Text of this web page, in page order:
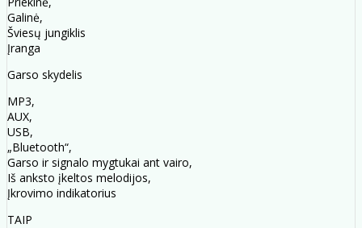
Galinė,
Šviesų jungiklis
Įranga
Garso skydelis
MP3,
AUX,
USB,
„Bluetooth“,
Garso ir signalo mygtukai ant vairo,
Iš anksto įkeltos melodijos,
Įkrovimo indikatorius
TAIP